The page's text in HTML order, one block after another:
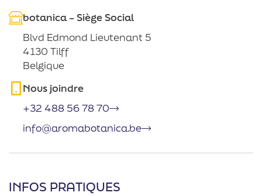
botanica – Siège Social
Blvd Edmond Lieutenant 5
4130 Tilff
Belgique
Nous joindre
+32 488 56 78 70
info@aromabotanica.be
INFOS PRATIQUES